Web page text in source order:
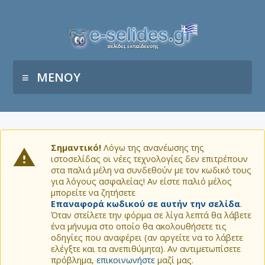
ΜΕΝΟΥ
Σημαντικό! Λόγω της ανανέωσης της
ιστοσελίδας οι νέες τεχνολογίες δεν επιτρέπουν
στα παλιά μέλη να συνδεθούν με τον κωδικό τους
για λόγους ασφαλείας! Αν είστε παλιό μέλος
μπορείτε να ζητήσετε
Επαναφορά κωδικού σε αυτήν την σελίδα.
Όταν στείλετε την φόρμα σε λίγα λεπτά θα λάβετε
ένα μήνυμα στο οποίο θα ακολουθήσετε τις
οδηγίες που αναφέρει (αν αργείτε να το λάβετε
ελέγξτε και τα ανεπιθύμητα). Αν αντιμετωπίσετε
πρόβλημα, επικοινωνήστε μαζί μας.